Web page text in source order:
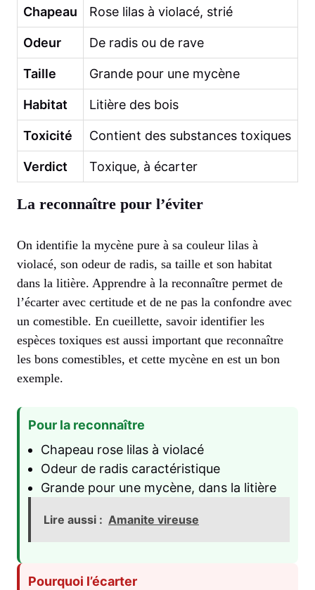
Chapeau Rose lilas à violacé, strié
Odeur De radis ou de rave
Taille Grande pour une mycène
Habitat Litière des bois
Toxicité Contient des substances toxiques
Verdict Toxique, à écarter
La reconnaître pour l’éviter
On identifie la mycène pure à sa couleur lilas à
violacé, son odeur de radis, sa taille et son habitat
dans la litière. Apprendre à la reconnaître permet de
l’écarter avec certitude et de ne pas la confondre avec
un comestible. En cueillette, savoir identifier les
espèces toxiques est aussi important que reconnaître
les bons comestibles, et cette mycène en est un bon
exemple.
Pour la reconnaître
Chapeau rose lilas à violacé
Odeur de radis caractéristique
Grande pour une mycène, dans la litière
Lire aussi : Amanite vireuse
Pourquoi l’écarter